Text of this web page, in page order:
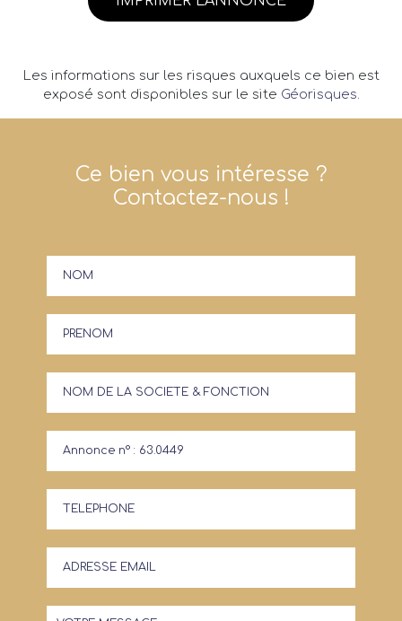
Les informations sur les risques auxquels ce bien est
exposé sont disponibles sur le site Géorisques
Ce bien vous intéresse ?
Contactez-nous !